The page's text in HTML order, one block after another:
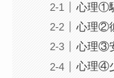
心理①
心理②
心理③
心理④